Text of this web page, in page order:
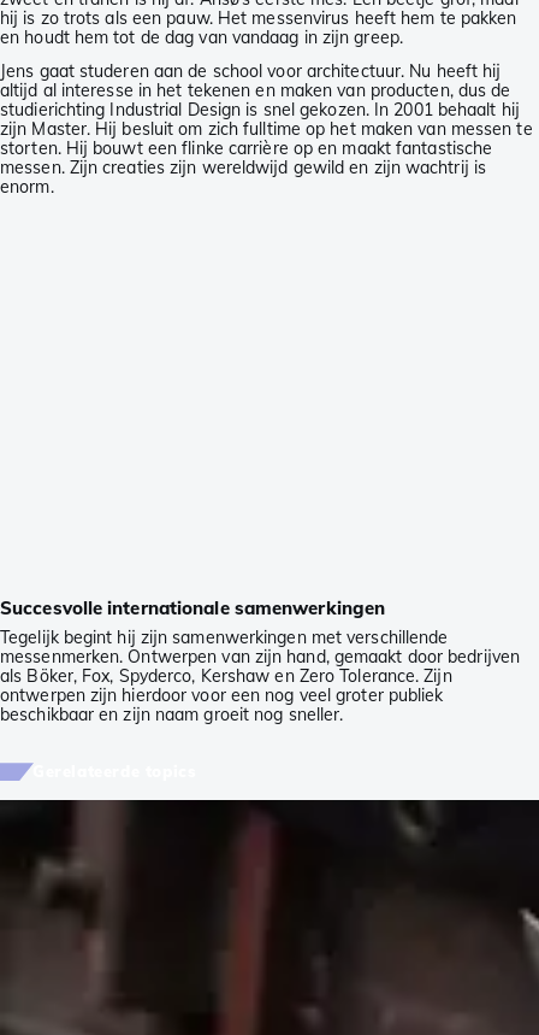
hij is zo trots als een pauw. Het messenvirus heeft hem te pakken
en houdt hem tot de dag van vandaag in zijn greep.
Jens gaat studeren aan de school voor architectuur. Nu heeft hij
altijd al interesse in het tekenen en maken van producten, dus de
studierichting Industrial Design is snel gekozen. In 2001 behaalt hij
zijn Master. Hij besluit om zich fulltime op het maken van messen te
storten. Hij bouwt een flinke carrière op en maakt fantastische
messen. Zijn creaties zijn wereldwijd gewild en zijn wachtrij is
enorm.
Succesvolle internationale samenwerkingen
Tegelijk begint hij zijn samenwerkingen met verschillende
messenmerken. Ontwerpen van zijn hand, gemaakt door bedrijven
als Böker, Fox, Spyderco, Kershaw en Zero Tolerance. Zijn
ontwerpen zijn hierdoor voor een nog veel groter publiek
beschikbaar en zijn naam groeit nog sneller.